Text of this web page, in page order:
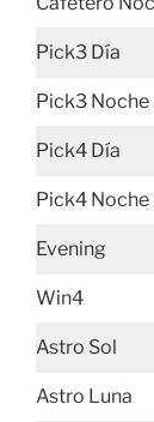
Pick3 Día
Pick3 Noche
Pick4 Día
Pick4 Noche
Evening
Win4
Astro Sol
Astro Luna